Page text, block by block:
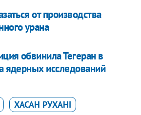
от производства
урана
обвинила Тегеран в
ядерных исследований
ХАСАН РУХАНІ